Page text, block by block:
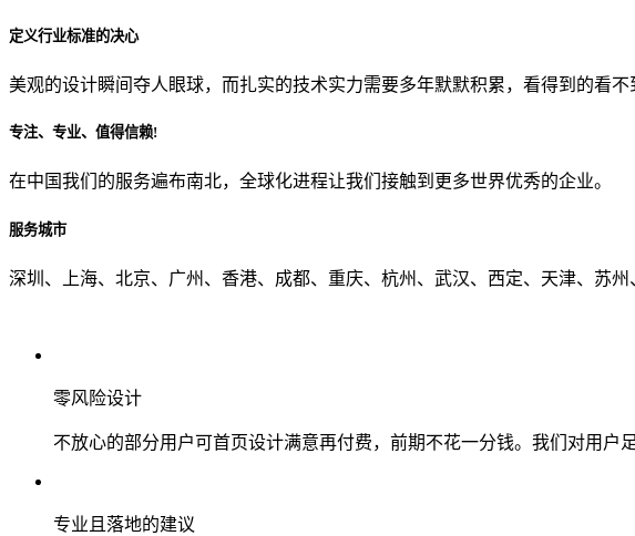
贵公司的团队规模是？
从哪里了解到我们？
定义行业标准的决心
美观的设计瞬间夺人眼球，而扎实的技术实力需要多年默默积累，看得到的看不
专注、专业、值得信赖!
在中国我们的服务遍布南北，全球化进程让我们接触到更多世界优秀的企业。
服务城市
深圳、上海、北京、广州、香港、成都、重庆、杭州、武汉、西定、天津、苏
零风险设计
不放心的部分用户可首页设计满意再付费，前期不花一分钱。我们对用户
专业且落地的建议